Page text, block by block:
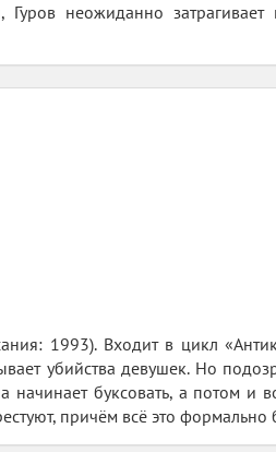
неожиданно затрагивает
1993). Входит в цикл
убийства девушек. Но
начинает буксовать, а потом и
причём всё это формально